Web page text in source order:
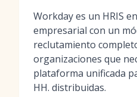
Workday es un HRIS
empresarial con un
reclutamiento
organizaciones que
plataforma unificada
HH. distribuidas.